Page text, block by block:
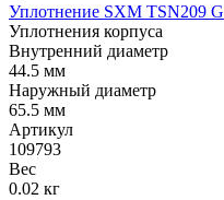
Уплотнение SXM TSN209 G
Уплотнения корпуса
Внутренний диаметр
44.5 мм
Наружный диаметр
65.5 мм
Артикул
109793
Вес
0.02 кг